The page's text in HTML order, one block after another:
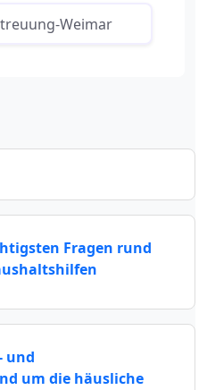
Weimar
Fragen rund
und
um die häusliche